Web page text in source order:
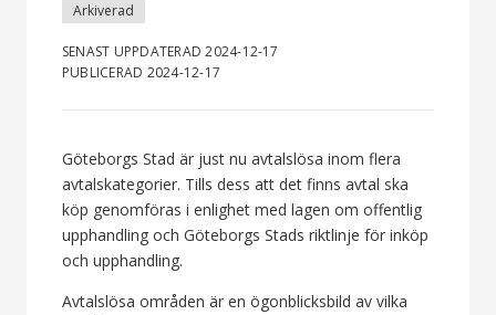
Arkiverad
SENAST UPPDATERAD 2024-12-17
PUBLICERAD 2024-12-17
Göteborgs Stad är just nu avtalslösa inom flera
avtalskategorier. Tills dess att det finns avtal ska
köp genomföras i enlighet med lagen om offentlig
upphandling och Göteborgs Stads riktlinje för inköp
och upphandling.
Avtalslösa områden är en ögonblicksbild av vilka